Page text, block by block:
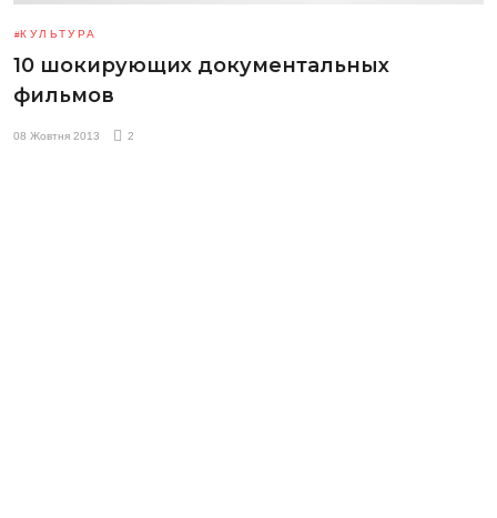
КУЛЬТУРА
10 шокирующих документальных
фильмов
08 Жовтня 2013 2